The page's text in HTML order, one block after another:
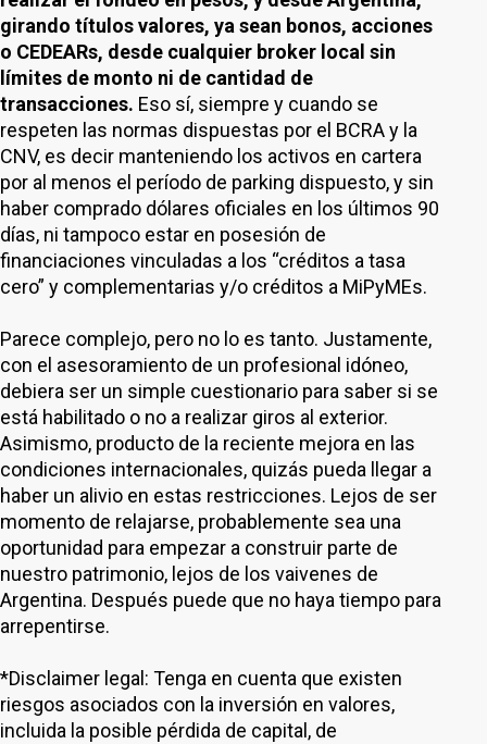
girando títulos valores, ya sean bonos, acciones
o CEDEARs, desde cualquier broker local sin
límites de monto ni de cantidad de
transacciones. Eso sí, siempre y cuando se
respeten las normas dispuestas por el BCRA y la
CNV, es decir manteniendo los activos en cartera
por al menos el período de parking dispuesto, y sin
haber comprado dólares oficiales en los últimos 90
días, ni tampoco estar en posesión de
financiaciones vinculadas a los “créditos a tasa
cero” y complementarias y/o créditos a MiPyMEs.
Parece complejo, pero no lo es tanto. Justamente,
con el asesoramiento de un profesional idóneo,
debiera ser un simple cuestionario para saber si se
está habilitado o no a realizar giros al exterior.
Asimismo, producto de la reciente mejora en las
condiciones internacionales, quizás pueda llegar a
haber un alivio en estas restricciones. Lejos de ser
momento de relajarse, probablemente sea una
oportunidad para empezar a construir parte de
nuestro patrimonio, lejos de los vaivenes de
Argentina. Después puede que no haya tiempo para
arrepentirse.
*Disclaimer legal: Tenga en cuenta que existen
riesgos asociados con la inversión en valores,
incluida la posible pérdida de capital, de